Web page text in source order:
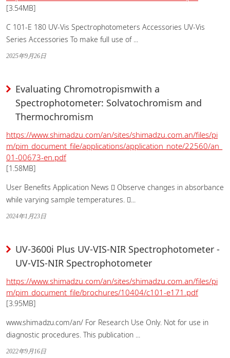
[3.54MB]
C 101-E 180 UV-Vis Spectrophotometers Accessories UV-Vis
Series Accessories To make full use of ...
2025年9月26日
Evaluating Chromotropismwith a
Spectrophotometer: Solvatochromism and
Thermochromism
https://www.shimadzu.com/an/sites/shimadzu.com.an/files/pi
m/pim_document_file/applications/application_note/22560/an_
01-00673-en.pdf
[1.58MB]
User Benefits Application News  Observe changes in absorbance
while varying sample temperatures. ...
2024年1月23日
UV-3600i Plus UV-VIS-NIR Spectrophotometer -
UV-VIS-NIR Spectrophotometer
https://www.shimadzu.com/an/sites/shimadzu.com.an/files/pi
m/pim_document_file/brochures/10404/c101-e171.pdf
[3.95MB]
www.shimadzu.com/an/ For Research Use Only. Not for use in
diagnostic procedures. This publication ...
2022年9月16日